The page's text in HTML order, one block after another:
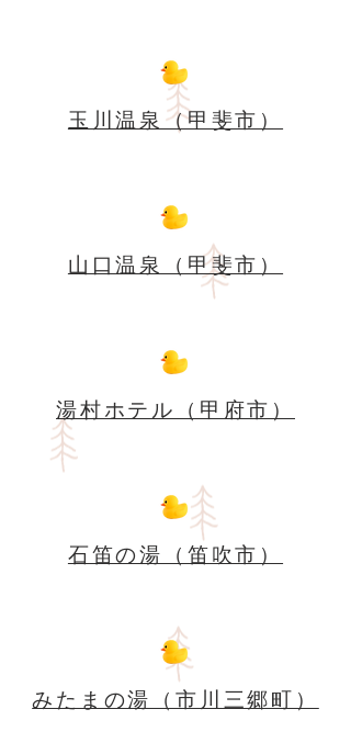
玉川温泉（甲斐市）
山口温泉（甲斐市）
湯村ホテル（甲府市）
石笛の湯（笛吹市）
みたまの湯（市川三郷町）